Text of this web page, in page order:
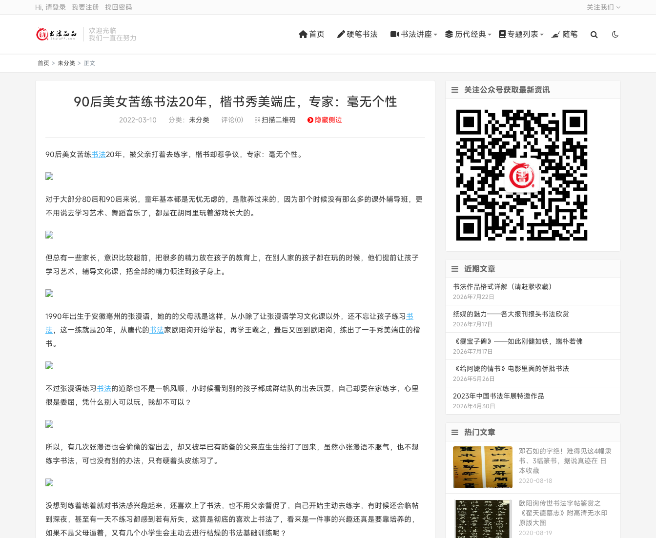
关注我们
Hi, 请登录 我要注册 找回密码
欢迎光临
我们一直在努力 首页 硬笔书法 书法讲座 历代经典 专题列表 随笔
首页 > 未分类 > 正文
90后美女苦练书法20年，楷书秀美端庄，专家：毫无个性
2022-03-10 分类： 未分类 评论(0) 扫描二维码 隐藏侧边
90后美女苦练书法20年，被父亲打着去练字，楷书却惹争议，专家：毫无个性。
对于大部分80后和90后来说，童年基本都是无忧无虑的，是散养过来的，因为那个时候没有那么多的课外辅导班，更
不用说去学习艺术、舞蹈音乐了，都是在胡同里玩着游戏长大的。
但总有一些家长，意识比较超前，把很多的精力放在孩子的教育上，在别人家的孩子都在玩的时候，他们提前让孩子
学习艺术，辅导文化课，把全部的精力倾注到孩子身上。
1990年出生于安徽亳州的张漫语，她的的父母就是这样，从小除了让张漫语学习文化课以外，还不忘让孩子练习书
法 ，这一练就是20年，从唐代的书法家欧阳询开始学起，再学王羲之，最后又回到欧阳询，练出了一手秀美端庄的楷
书。
不过张漫语练习书法的道路也不是一帆风顺，小时候看到别的孩子都成群结队的出去玩耍，自己却要在家练字，心里
很是委屈，凭什么别人可以玩，我却不可以？
所以，有几次张漫语也会偷偷的溜出去，却又被早已有防备的父亲应生生给打了回来，虽然小张漫语不服气，也不想
练字书法，可也没有别的办法，只有硬着头皮练习了。
没想到练着练着就对书法感兴趣起来，还喜欢上了书法，也不用父亲督促了，自己开始主动去练字，有时候还会临帖
到深夜，甚至有一天不练习都感到若有所失，这算是彻底的喜欢上书法了，看来是一件事的兴趣还真是要靠培养的，
如果不是父母逼着，又有几个小学生会主动去进行枯燥的书法基础训练呢？
关注公众号获取最新资讯
近期文章
书法作品格式详解（请赶紧收藏）
2026年7月22日
纸媒的魅力——各大报刊报头书法欣赏
2026年7月17日
《爨宝子碑》——如此刚健如铁，端朴若佛
2026年7月17日
《给阿嬷的情书》电影里面的侨批书法
2026年5月26日
2023年中国书法年展特邀作品
2026年4月30日
热门文章
邓石如的字绝！难得见这4幅隶
书、3幅篆书，据说真迹在 日
本收藏
2020-08-18
欧阳询传世书法字帖鉴赏之
《翟天德墓志》附高清无水印
原版大图
2020-08-19